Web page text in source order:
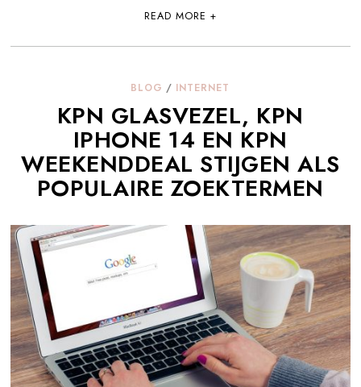
READ MORE +
BLOG / INTERNET
KPN GLASVEZEL, KPN
IPHONE 14 EN KPN
WEEKENDDEAL STIJGEN ALS
POPULAIRE ZOEKTERMEN